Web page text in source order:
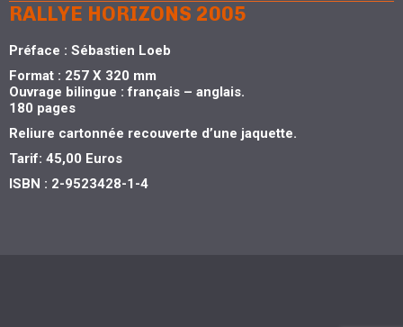
RALLYE HORIZONS 2005
Préface : Sébastien Loeb
Format : 257 X 320 mm
Ouvrage bilingue : français – anglais.
180 pages
Reliure cartonnée recouverte d’une jaquette.
Tarif: 45,00 Euros
ISBN : 2-9523428-1-4